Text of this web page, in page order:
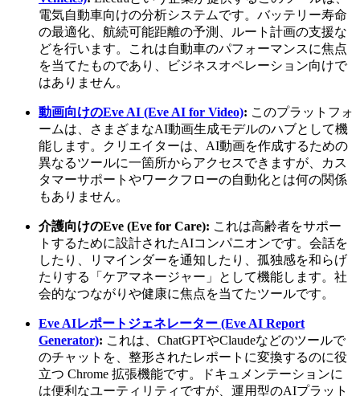
電気自動車向けの分析システムです。バッテリー寿命
の最適化、航続可能距離の予測、ルート計画の支援な
どを行います。これは自動車のパフォーマンスに焦点
を当てたものであり、ビジネスオペレーション向けで
はありません。
動画向けのEve AI (Eve AI for Video): このプラットフォ
ームは、さまざまなAI動画生成モデルのハブとして機
能します。クリエイターは、AI動画を作成するための
異なるツールに一箇所からアクセスできますが、カス
タマーサポートやワークフローの自動化とは何の関係
もありません。
介護向けのEve (Eve for Care): これは高齢者をサポー
トするために設計されたAIコンパニオンです。会話を
したり、リマインダーを通知したり、孤独感を和らげ
たりする「ケアマネージャー」として機能します。社
会的なつながりや健康に焦点を当てたツールです。
Eve AIレポートジェネレーター (Eve AI Report
Generator): これは、ChatGPTやClaudeなどのツールで
のチャットを、整形されたレポートに変換するのに役
立つ Chrome 拡張機能です。ドキュメンテーションに
は便利なユーティリティですが、運用型のAIプラット